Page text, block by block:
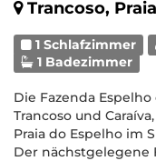
Trancoso,
1 Schlafzimmer
1 Badezimmer
Die Fazenda
Trancoso und
Praia do Espelho im
Der nächstgelegene